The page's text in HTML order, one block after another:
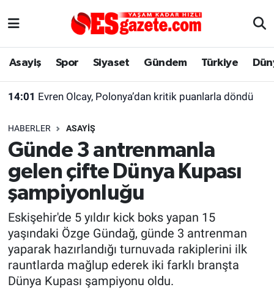
Asayiş Spor Siyaset Gündem Türkiye
14:01 Evren Olcay, Polonya’dan kritik puanlarla döndü
HABERLER ASAYIŞ
Günde 3 antrenmanla
gelen çifte Dünya Kupası
şampiyonluğu
Eskişehir'de 5 yıldır kick boks yapan 15
yaşındaki Özge Gündağ, günde 3 antrenman
yaparak hazırlandığı turnuvada rakiplerini ilk
rauntlarda mağlup ederek iki farklı branşta
Dünya Kupası şampiyonu oldu.
Asayiş
Gündem
Türkiye
Dünya
Sağlık
Alış-Veriş/İş dünyası
Yaşam
Eskişehirspor Arşivi
Eskişehir Arşivi
Röportaj
Ekonomi
Kültür Sanat
Eskişehir Nöbetçi Eczaneler
Süper Lig Puan Durumu ve Fikstür
Tüm Manşetler
Son Dakika Haberleri
Haber Arşivi